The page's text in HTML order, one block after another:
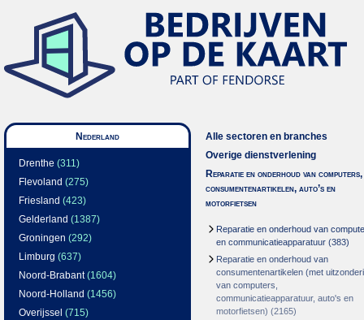
Nederland
Drenthe (311)
Flevoland (275)
Friesland (423)
Gelderland (1387)
Groningen (292)
Limburg (637)
Noord-Brabant(1604)
Noord-Holland (1456)
Overijssel (715)
Alle sectoren en branches
Overige dienstverlening
Reparatie en onderhoud van computers,
consumentenartikelen, auto’s en
motorfietsen
Reparatie en onderhoud van
en communicatieapparatuur (383)
Reparatie en onderhoud van
consumentenartikelen (met
van computers,
communicatieapparatuur, auto's en
motorfietsen) (2165)